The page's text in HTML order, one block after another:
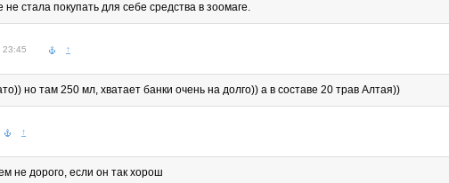
стала покупать для себе средства в зоомаге.
23:45 ↑
но там 250 мл, хватает банки очень на долго)) а в составе 20 трав Алтая))
↑
не дорого, если он так хорош